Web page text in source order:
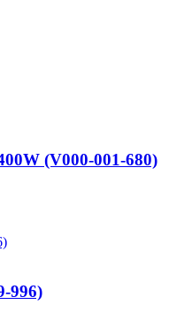
(V000-001-680)
996)